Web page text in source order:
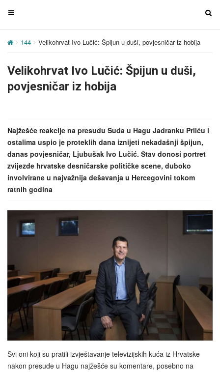
T
g
e
n
a
g
a
t
i
o
n
T
g
t
144 Velikohrvat Ivo Lučić: Špijun u duši, povjesničar iz hobija
Velikohrvat Ivo Lučić: Špijun u duši,
povjesničar iz hobija
Najžešće reakcije na presudu Suda u Hagu Jadranku Prliću i
ostalima uspio je proteklih dana iznijeti nekadašnji špijun,
danas povjesničar, Ljubušak Ivo Lučić. Stav donosi portret
zvijezde hrvatske desničarske političke scene, duboko
involvirane u najvažnija dešavanja u Hercegovini tokom
ratnih godina
Svi oni koji su pratili izvještavanje televizijskih kuća iz Hrvatske
nakon presude u Hagu najžešće su komentare, posebno na